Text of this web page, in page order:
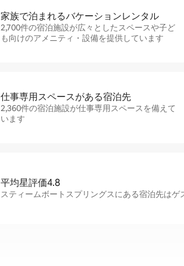
家族で泊まれるバ⁠ケ⁠ー⁠シ⁠ョ⁠ンレ⁠ン⁠タ⁠ル
2,700件の宿泊施設が広々としたスペースや子ど
も向けのアメニティ・設備を提供しています
仕事専用ス⁠ペ⁠ー⁠スがあ⁠る宿⁠泊⁠先
2,360件の宿泊施設が仕事専用スペースを備えて
います
平均星評価4.8
スティームボートスプリングスにある宿泊先は